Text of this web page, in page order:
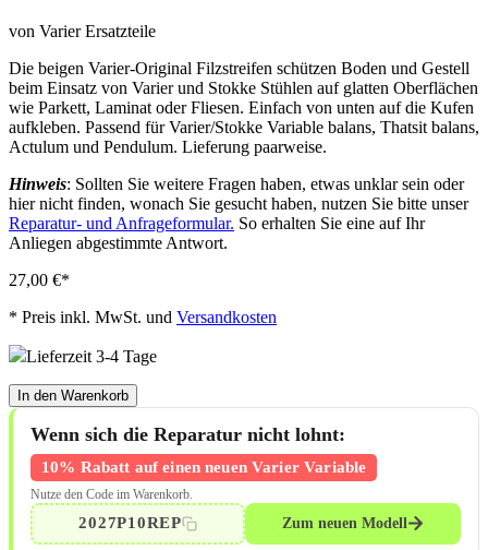
von Varier Ersatzteile
Die beigen Varier-Original Filzstreifen schützen Boden und Gestell
beim Einsatz von Varier und Stokke Stühlen auf glatten Oberflächen
wie Parkett, Laminat oder Fliesen. Einfach von unten auf die Kufen
aufkleben. Passend für Varier/Stokke Variable balans, Thatsit balans,
Actulum und Pendulum. Lieferung paarweise.
Hinweis: Sollten Sie weitere Fragen haben, etwas unklar sein oder
hier nicht finden, wonach Sie gesucht haben, nutzen Sie bitte unser
Reparatur- und Anfrageformular. So erhalten Sie eine auf Ihr
Anliegen abgestimmte Antwort.
27,00 €*
* Preis inkl. MwSt. und Versandkosten
Lieferzeit 3-4 Tage
In den Warenkorb
Wenn sich die Reparatur nicht lohnt:
10% Rabatt auf einen neuen Varier Variable
Nutze den Code im Warenkorb.
2027P10REP Zum neuen Modell